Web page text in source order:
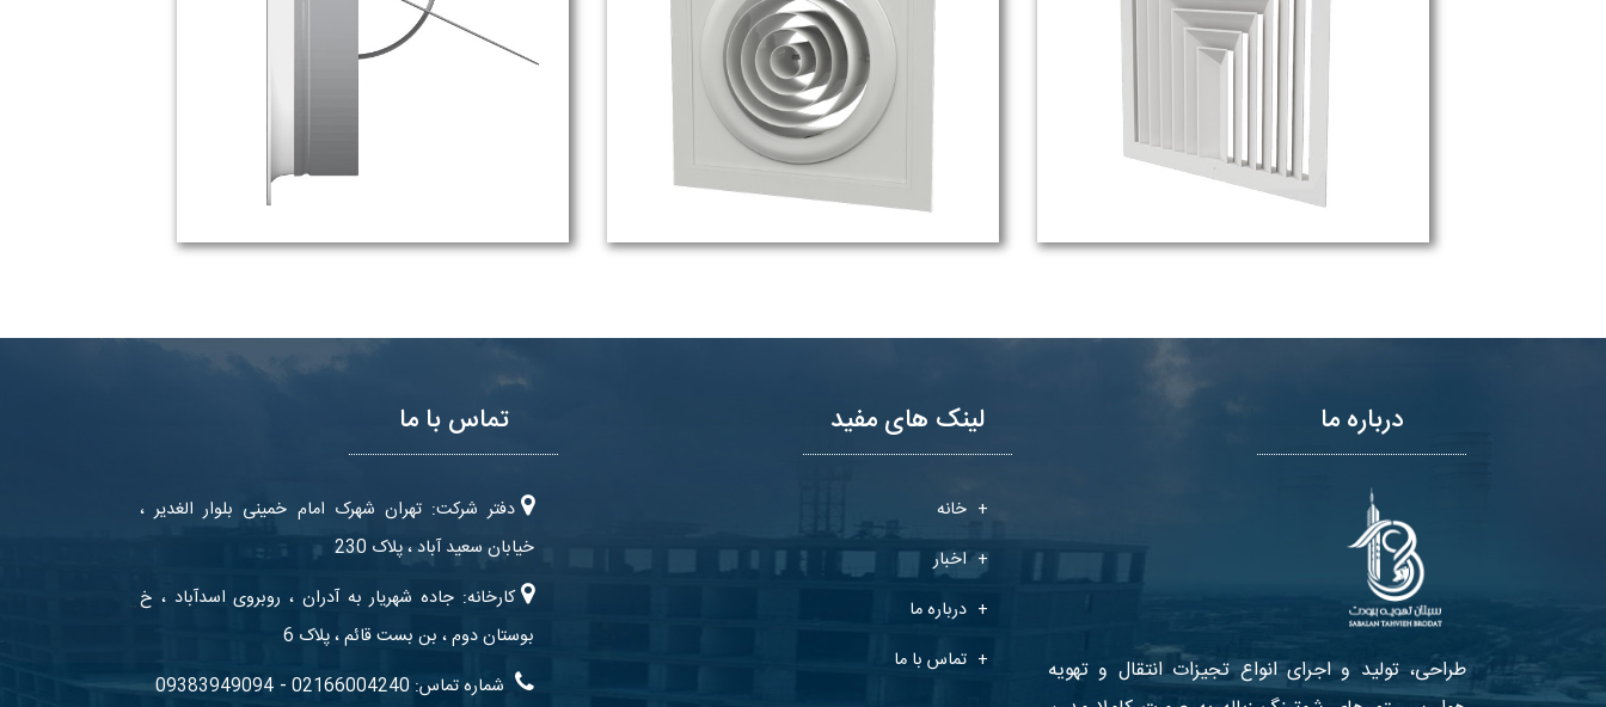
درباره ما
طراحی، تولید و اجرای انواع تجیزات انتقال و تهویه
لینک های مفید
خانه
اخبار
درباره ما
تماس با ما
تماس با ما
دفتر شرکت: تهران شهرک امام خمینی بلوار الغدیر ،
خیابان سعید آباد ، پلاک 230
کارخانه: جاده شهریار به آدران ، روبروی اسدآباد ، خ
بوستان دوم ، بن بست قائم ، پلاک 6
شماره تماس: 02166004240
-
09383949094